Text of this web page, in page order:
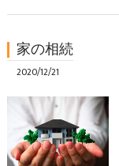
家の相続
2020/12/21